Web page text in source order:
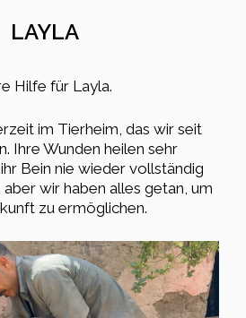
LAYLA
Hilfe für Layla.
im Tierheim, das wir seit
Ihre Wunden heilen sehr
Bein nie wieder vollständig
wir haben alles getan, um
zu ermöglichen.